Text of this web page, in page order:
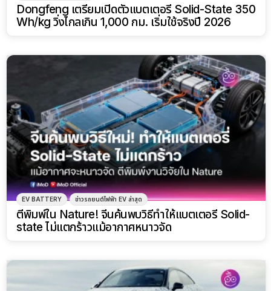
Dongfeng เตรียมเปิดตัวแบตเตอรี่ Solid-State 350
Wh/kg วิ่งไกลเกิน 1,000 กม. เริ่มใช้จริงปี 2026
EV BATTERY ข่าวรถยนต์ไฟฟ้า EV ล่าสุด
ตีพิมพ์ใน Nature! จีนค้นพบวิธีทำให้แบตเตอรี่ Solid-
state ไม่แตกร้าวแม้อากาศหนาวจัด